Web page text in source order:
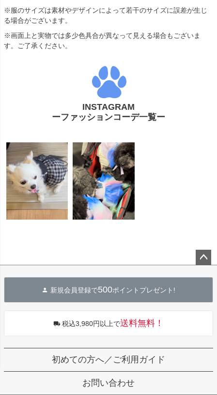
※服のサイズは素材やデザインによって若干のサイズに誤差が生じ
る場合がございます。
※画面上と実物では多少色具合が異なって見える場合もございま
す。ご了承ください。
INSTAGRAM
ーファッションコーデ一覧ー
へ
新規会員登録で500ポイントプレゼント!
税込3,980円以上で送料無料！
初めての方へ／ご利用ガイド
お問い合わせ